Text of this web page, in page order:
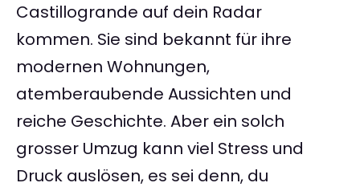
Castillogrande auf dein Radar
kommen. Sie sind bekannt für ihre
modernen Wohnungen,
atemberaubende Aussichten und
reiche Geschichte. Aber ein solch
grosser Umzug kann viel Stress und
Druck auslösen, es sei denn, du